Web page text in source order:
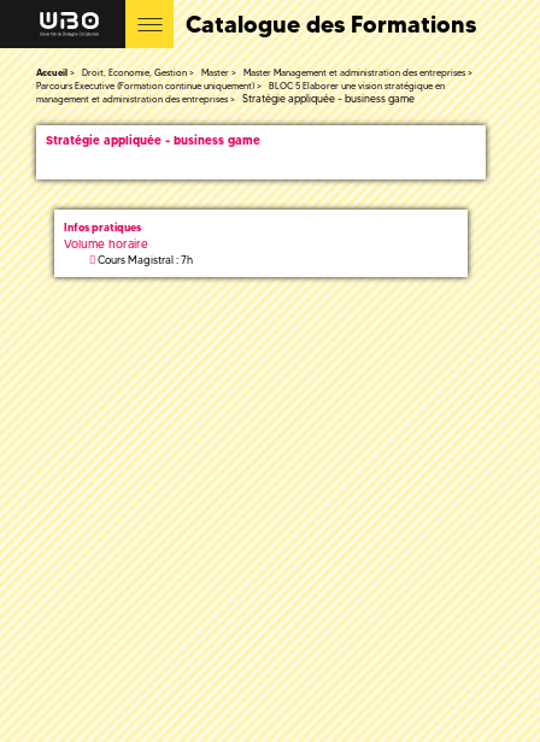
Catalogue des Formations
Accueil Droit, Economie, Gestion Master
Master Management et administration des entreprises
Parcours Executive (Formation continue uniquement)
BLOC 5 Elaborer une vision stratégique en
management et administration des entreprises
Stratégie appliquée - business game
Stratégie appliquée - business game
Infos pratiques
Volume horaire
Cours Magistral : 7h